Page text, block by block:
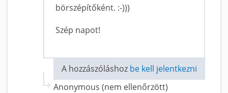
börszépítőként. :-)))
Szép napot!
A hozzászóláshoz be kell jelentkezni
Anonymous (nem ellenőrzött)